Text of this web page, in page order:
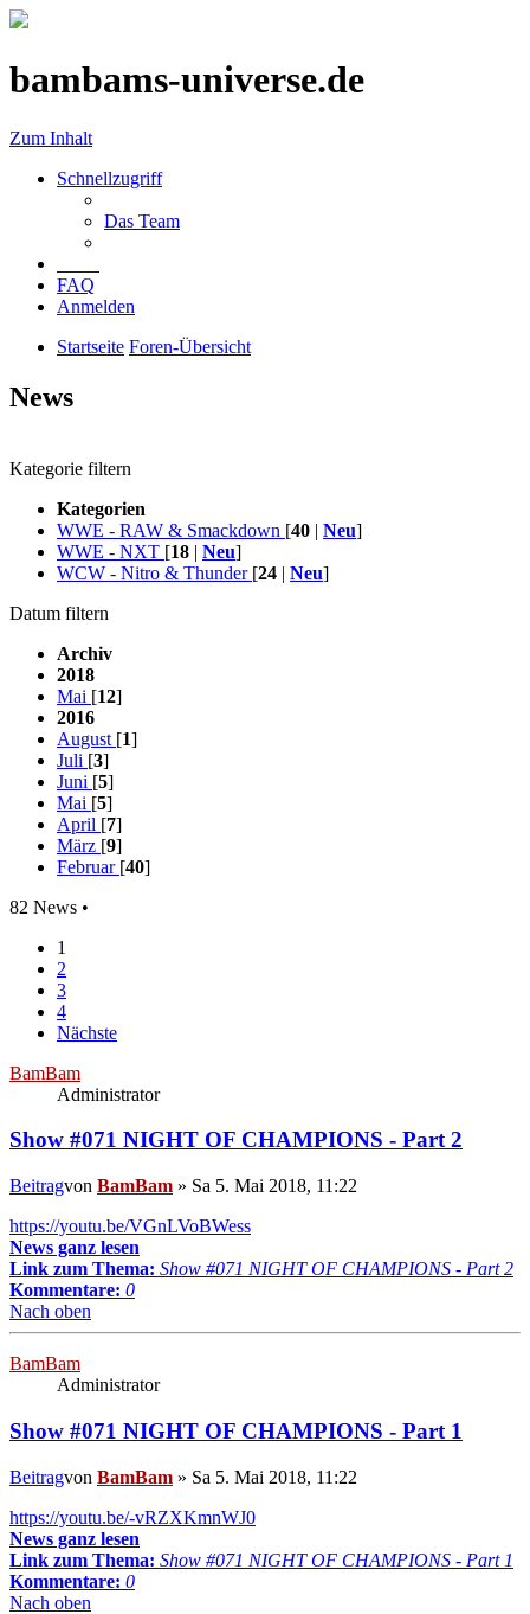
bambams-universe.de
Zum Inhalt
Schnellzugriff
Das Team
FAQ
Anmelden
Startseite Foren-Übersicht
News
Kategorie filtern
Kategorien
WWE - RAW & Smackdown [40 | Neu]
WWE - NXT [18 | Neu]
WCW - Nitro & Thunder [24 | Neu]
Datum filtern
Archiv
2018
Mai [12]
2016
August [1]
Juli [3]
Juni [5]
Mai [5]
April [7]
März [9]
Februar [40]
82 News •
1
2
3
4
Nächste
BamBam
Administrator
Show #071 NIGHT OF CHAMPIONS - Part 2
Beitragvon BamBam » Sa 5. Mai 2018, 11:22
https://youtu.be/VGnLVoBWess
News ganz lesen
Link zum Thema: Show #071 NIGHT OF CHAMPIONS - Part 2
Kommentare: 0
Nach oben
BamBam
Administrator
Show #071 NIGHT OF CHAMPIONS - Part 1
Beitragvon BamBam » Sa 5. Mai 2018, 11:22
https://youtu.be/-vRZXKmnWJ0
News ganz lesen
Link zum Thema: Show #071 NIGHT OF CHAMPIONS - Part 1
Kommentare: 0
Nach oben